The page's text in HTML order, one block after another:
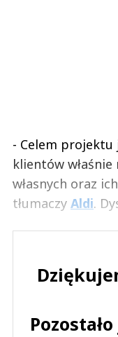
- Celem projektu
klientów
własnych oraz
tłumaczy Aldi.